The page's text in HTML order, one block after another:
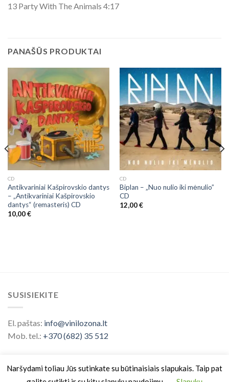
13 Party With The Animals 4:17
PANAŠŪS PRODUKTAI
CD
Antikvariniai Kašpirovskio dantys
– „Antikvariniai Kašpirovskio
dantys“ (remasteris) CD
10,00€
CD
Biplan – „Nuo nulio iki mėnulio”
CD
12,00€
SUSISIEKITE
El. paštas: info@vinilozona.lt
Mob. tel.: +370 (682) 35 512
Naršydami toliau Jūs sutinkate su būtinaisiais slapukais. Taip pat